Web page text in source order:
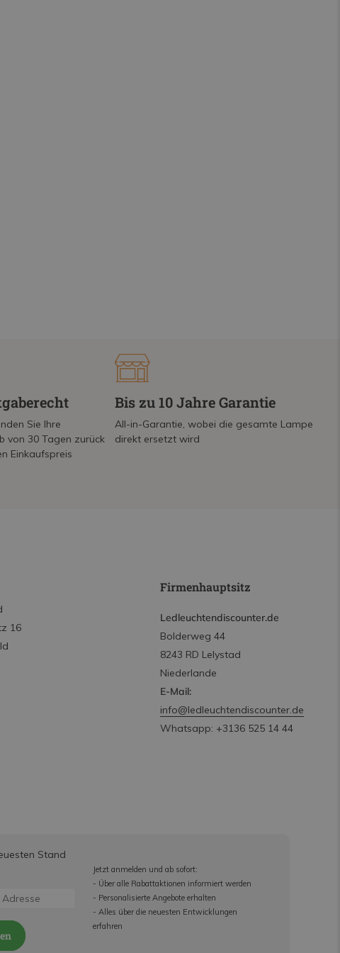
Sie Ihre
von 30 Tagen zurück
Einkaufspreis
Bis zu 10 Jahre Garantie
All-in-Garantie, wobei die gesamte Lampe
direkt ersetzt wird
16
Firmenhauptsitz
Ledleuchtendiscounter.de
Bolderweg 44
8243 RD Lelystad
Niederlande
E-Mail:
info@ledleuchtendiscounter.de
Whatsapp: +3136 525 14 44
Stand
Jetzt anmelden und ab sofort:
- Über alle Rabattaktionen informiert werden
- Personalisierte Angebote erhalten
- Alles über die neuesten Entwicklungen
erfahren